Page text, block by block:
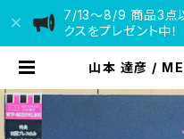
7/13〜8/9 商品3点
クスをプレゼント中！
山本 達彦 /